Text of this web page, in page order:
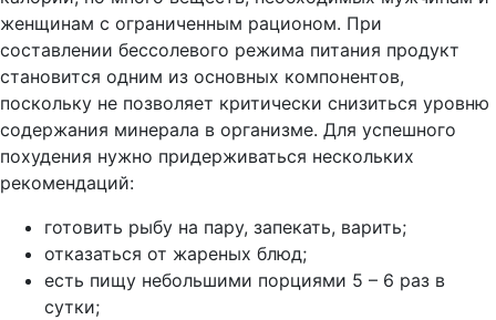
женщинам с ограниченным рационом. При
составлении бессолевого режима питания продукт
становится одним из основных компонентов,
поскольку не позволяет критически снизиться уровню
содержания минерала в организме. Для успешного
похудения нужно придерживаться нескольких
рекомендаций:
готовить рыбу на пару, запекать, варить;
отказаться от жареных блюд;
есть пищу небольшими порциями 5 – 6 раз в
сутки;